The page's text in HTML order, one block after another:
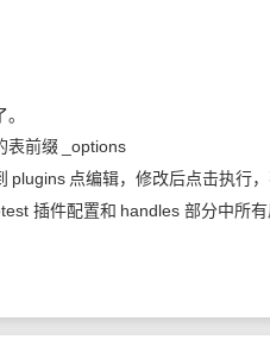
表前缀
_options
plugins 点编辑，修改后点击执行
插件配置和 handles 部分中所